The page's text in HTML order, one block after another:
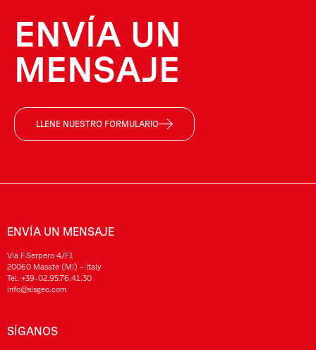
ENVÍA UN
MENSAJE
LLENE NUESTRO FORMULARIO
ENVÍA UN MENSAJE
Via F.Serpero 4/F1
20060 Masate (MI) – Italy
Tel. +39-02.95.76.41.30
info@sisgeo.com
SÍGANOS